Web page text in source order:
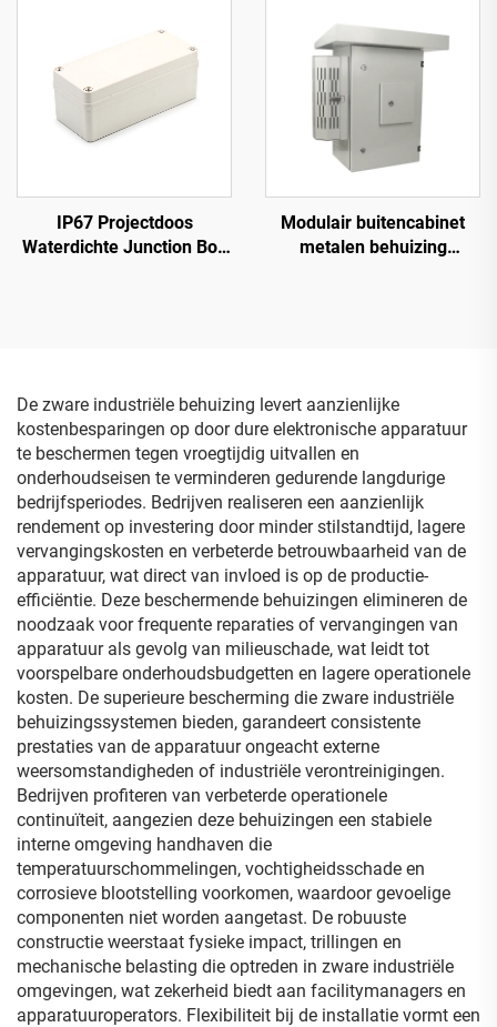
IP67 Projectdoos
Waterdichte Junction Box
Modulair buitencabinet
metalen behuizing
De zware industriële behuizing levert aanzienlijke
kostenbesparingen op door dure elektronische apparatuur
te beschermen tegen vroegtijdig uitvallen en
onderhoudseisen te verminderen gedurende langdurige
bedrijfsperiodes. Bedrijven realiseren een aanzienlijk
rendement op investering door minder stilstandtijd, lagere
vervangingskosten en verbeterde betrouwbaarheid van de
apparatuur, wat direct van invloed is op de productie-
efficiëntie. Deze beschermende behuizingen elimineren de
noodzaak voor frequente reparaties of vervangingen van
apparatuur als gevolg van milieuschade, wat leidt tot
voorspelbare onderhoudsbudgetten en lagere operationele
kosten. De superieure bescherming die zware industriële
behuizingssystemen bieden, garandeert consistente
prestaties van de apparatuur ongeacht externe
weersomstandigheden of industriële verontreinigingen.
Bedrijven profiteren van verbeterde operationele
continuïteit, aangezien deze behuizingen een stabiele
interne omgeving handhaven die
temperatuurschommelingen, vochtigheidsschade en
corrosieve blootstelling voorkomen, waardoor gevoelige
componenten niet worden aangetast. De robuuste
constructie weerstaat fysieke impact, trillingen en
mechanische belasting die optreden in zware industriële
omgevingen, wat zekerheid biedt aan facilitymanagers en
apparatuuroperators. Flexibiliteit bij de installatie vormt een